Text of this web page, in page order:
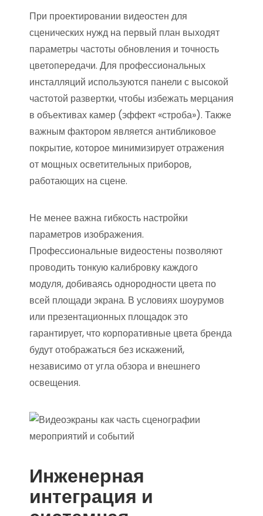
При проектировании видеостен для
сценических нужд на первый план выходят
параметры частоты обновления и точность
цветопередачи. Для профессиональных
инсталляций используются панели с высокой
частотой развертки, чтобы избежать мерцания
в объективах камер (эффект «строба»). Также
важным фактором является антибликовое
покрытие, которое минимизирует отражения
от мощных осветительных приборов,
работающих на сцене.
Не менее важна гибкость настройки
параметров изображения.
Профессиональные видеостены позволяют
проводить тонкую калибровку каждого
модуля, добиваясь однородности цвета по
всей площади экрана. В условиях шоурумов
или презентационных площадок это
гарантирует, что корпоративные цвета бренда
будут отображаться без искажений,
независимо от угла обзора и внешнего
освещения.
Инженерная
интеграция и